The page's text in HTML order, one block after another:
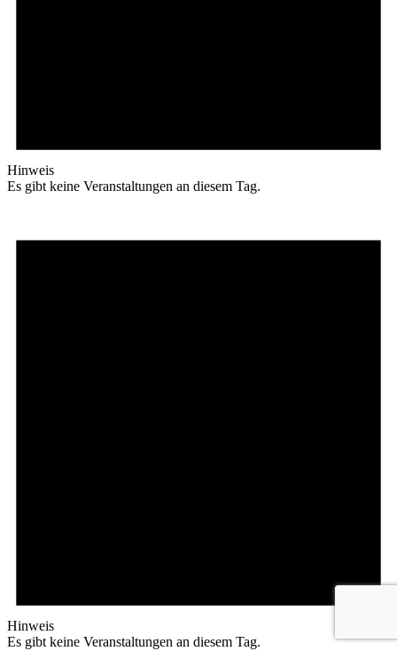
Hinweis
Es gibt keine Veranstaltungen an diesem Tag.
Hinweis
Es gibt keine Veranstaltungen an diesem Tag.